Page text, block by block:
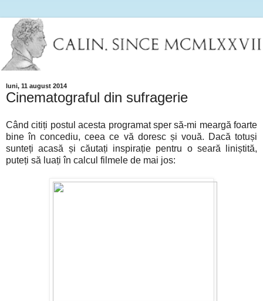
luni, 11 august 2014
Cinematograful din sufragerie
Când citiți postul acesta programat sper să-mi meargă foarte
bine în concediu, ceea ce vă doresc și vouă. Dacă totuși
sunteți acasă și căutați inspirație pentru o seară liniștită,
puteți să luați în calcul filmele de mai jos: